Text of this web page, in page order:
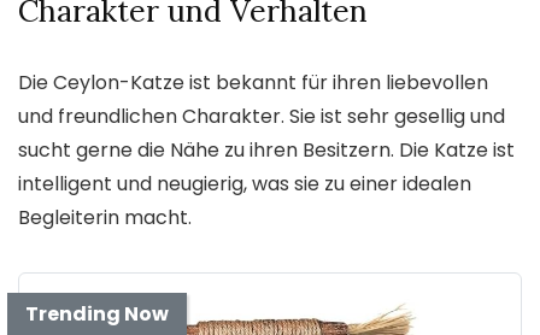
Charakter und Verhalten
Die Ceylon-Katze ist bekannt für ihren liebevollen
und freundlichen Charakter. Sie ist sehr gesellig und
sucht gerne die Nähe zu ihren Besitzern. Die Katze ist
intelligent und neugierig, was sie zu einer idealen
Begleiterin macht.
Trending Now